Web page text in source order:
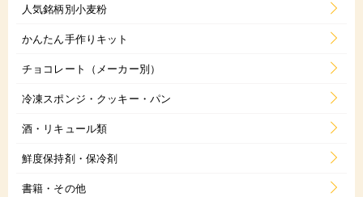
人気銘柄別小麦粉
かんたん手作りキット
チョコレート（メーカー別）
冷凍スポンジ・クッキー・パン
酒・リキュール類
鮮度保持剤・保冷剤
書籍・その他